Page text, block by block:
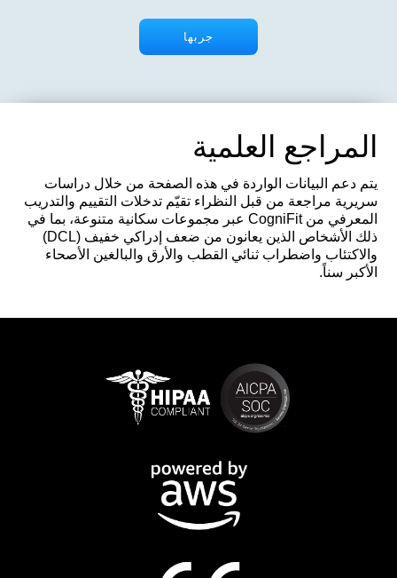
جربها
المراجع العلمية
يتم دعم البيانات الواردة في هذه الصفحة من خلال دراسات
سريرية مراجعة من قبل النظراء تقيّم تدخلات التقييم والتدريب
المعرفي من CogniFit عبر مجموعات سكانية متنوعة، بما في
ذلك الأشخاص الذين يعانون من ضعف إدراكي خفيف (DCL)
والاكتئاب واضطراب ثنائي القطب والأرق والبالغين الأصحاء
الأكبر سناً.